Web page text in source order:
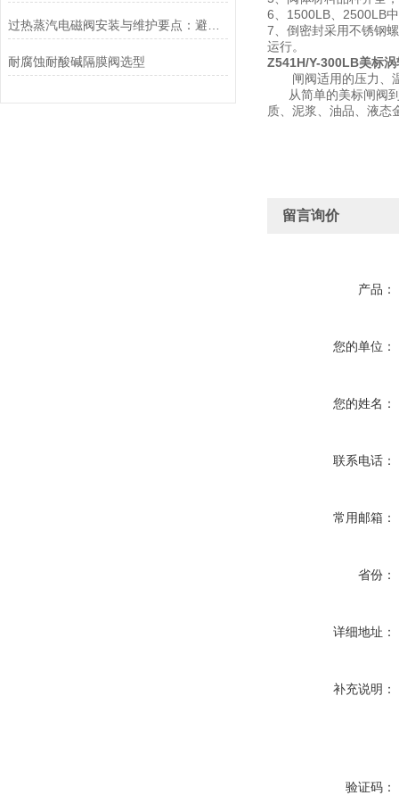
耐腐蚀耐酸碱隔膜阀选型
6、1500LB、2500LB
7、倒密封采用不锈钢
运行。
Z541H/Y-300LB美标涡
闸阀适用的压力、温
从简单的美标闸阀
质、泥浆、油品、液态
留言询价
产品：
您的单位：
您的姓名：
联系电话：
常用邮箱：
省份：
详细地址：
补充说明：
验证码：